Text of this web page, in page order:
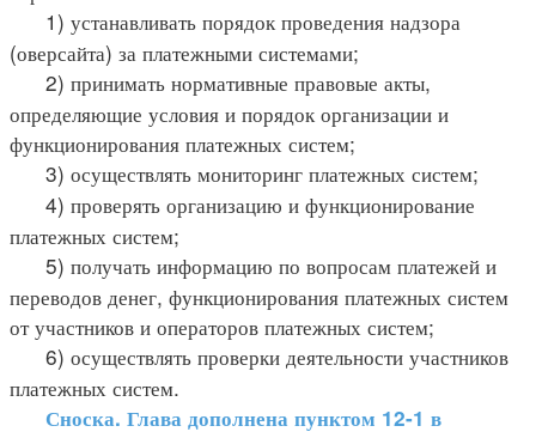
1) устанавливать порядок проведения надзора
(оверсайта) за платежными системами;
2) принимать нормативные правовые акты,
определяющие условия и порядок организации и
функционирования платежных систем;
3) осуществлять мониторинг платежных систем;
4) проверять организацию и функционирование
платежных систем;
5) получать информацию по вопросам платежей и
переводов денег, функционирования платежных систем
от участников и операторов платежных систем;
6) осуществлять проверки деятельности участников
платежных систем.
Сноска. Глава дополнена пунктом 12-1 в